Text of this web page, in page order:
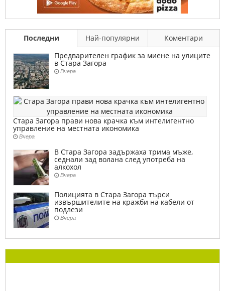
Последни Най-популярни
Коментари
Предварителен график за миене на улиците
в Стара Загора
Вчера
Стара Загора прави нова крачка към интелигентно
управление на местната икономика
Вчера
В Стара Загора задържаха трима мъже,
седнали зад волана след употреба на
алкохол
Вчера
Полицията в Стара Загора търси
извършителите на кражби на кабели от
подлези
Вчера